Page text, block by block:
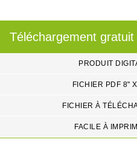
Téléchargement
PRODUIT
FICHIER PDF 8"
FICHIER À
FACILE À